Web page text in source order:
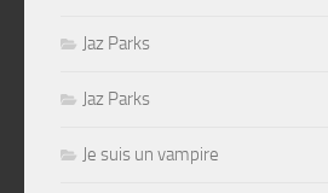
Jaz Parks
Jaz Parks
Je suis un vampire